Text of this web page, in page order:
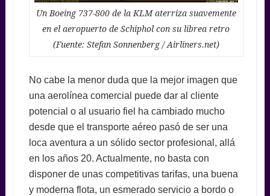
Un Boeing 737-800 de la KLM aterriza suavemente
en el aeropuerto de Schiphol con su librea retro
(Fuente: Stefan Sonnenberg / Airliners.net)
No cabe la menor duda que la mejor imagen que
una aerolínea comercial puede dar al cliente
potencial o al usuario fiel ha cambiado mucho
desde que el transporte aéreo pasó de ser una
loca aventura a un sólido sector profesional, allá
en los años 20. Actualmente, no basta con
disponer de unas competitivas tarifas, una buena
y moderna flota, un esmerado servicio a bordo o